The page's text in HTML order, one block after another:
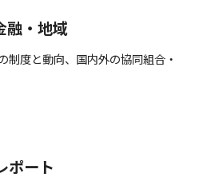
融・地域
制度と動向、国内外の協同組合・
ポート